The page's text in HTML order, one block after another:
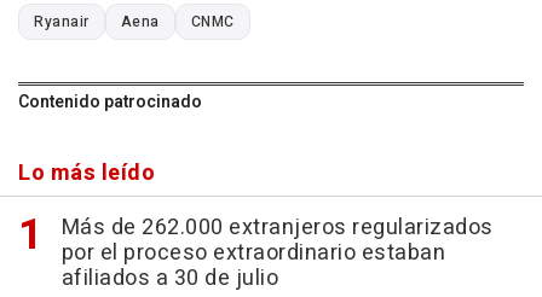
Ryanair Aena CNMC
Contenido patrocinado
Lo más leído
Más de 262.000 extranjeros regularizados
por el proceso extraordinario estaban
afiliados a 30 de julio